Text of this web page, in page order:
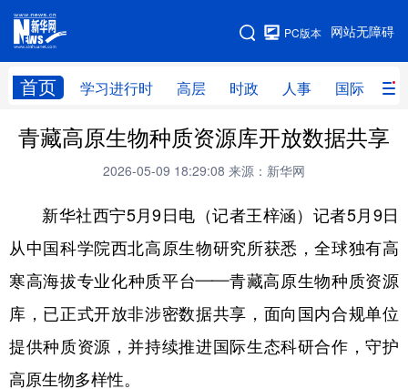
网站无障碍
PC版本
首页 学习进行时 高层 时政 人事 国际 财
网站地图
学习进行时 高层 时政 人事
财经 网评
台湾 思客智库 全球连线 教育
科技 科创 量子 体育
文化 书画 健康 军事
青藏高原生物种质资源库开放数据共享
2026-05-09 18:29:08 来源：新华网
新华社西宁5月9日电（记者王梓涵）记者5月9日
从中国科学院西北高原生物研究所获悉，全球独有高
寒高海拔专业化种质平台——青藏高原生物种质资源
库，已正式开放非涉密数据共享，面向国内合规单位
提供种质资源，并持续推进国际生态科研合作，守护
高原生物多样性。